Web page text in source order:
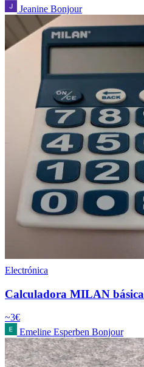
Jeanine Bonjour
Electrónica
Calculadora MILAN básica
~3€
Emeline Esperben Bonjour